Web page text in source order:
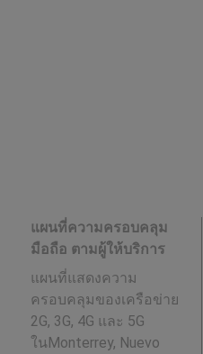
แผนที่ความครอบคลุม
มือถือ ตามผู้ให้บริการ
แผนที่แสดงความ
ครอบคลุมของเครือข่าย
2G, 3G, 4G และ 5G
ในMonterrey, Nuevo